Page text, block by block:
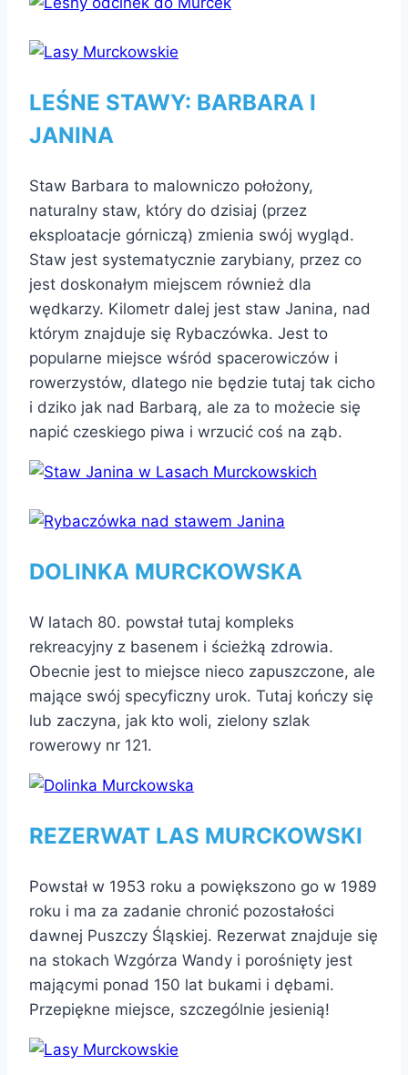
LEŚNE STAWY: BARBARA I
JANINA
Staw Barbara to malowniczo położony,
naturalny staw, który do dzisiaj (przez
eksploatacje górniczą) zmienia swój wygląd.
Staw jest systematycznie zarybiany, przez co
jest doskonałym miejscem również dla
wędkarzy. Kilometr dalej jest staw Janina, nad
którym znajduje się Rybaczówka. Jest to
popularne miejsce wśród spacerowiczów i
rowerzystów, dlatego nie będzie tutaj tak cicho
i dziko jak nad Barbarą, ale za to możecie się
napić czeskiego piwa i wrzucić coś na ząb.
DOLINKA MURCKOWSKA
W latach 80. powstał tutaj kompleks
rekreacyjny z basenem i ścieżką zdrowia.
Obecnie jest to miejsce nieco zapuszczone, ale
mające swój specyficzny urok. Tutaj kończy się
lub zaczyna, jak kto woli, zielony szlak
rowerowy nr 121.
REZERWAT LAS MURCKOWSKI
Powstał w 1953 roku a powiększono go w 1989
roku i ma za zadanie chronić pozostałości
dawnej Puszczy Śląskiej. Rezerwat znajduje się
na stokach Wzgórza Wandy i porośnięty jest
mającymi ponad 150 lat bukami i dębami.
Przepiękne miejsce, szczególnie jesienią!